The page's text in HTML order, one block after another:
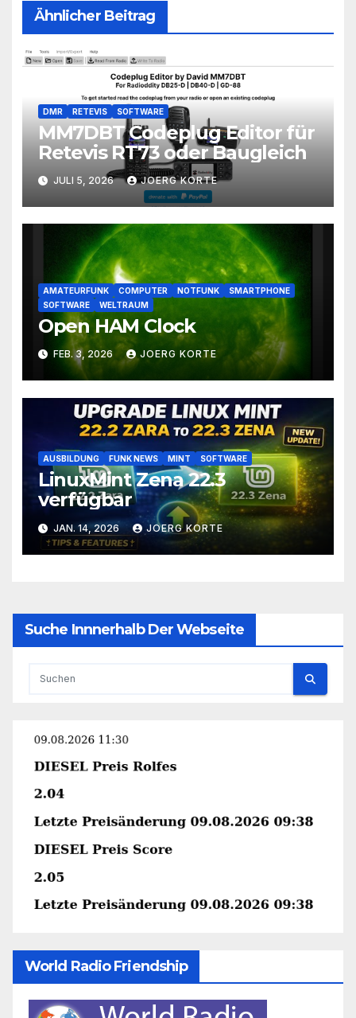
Ähnlicher Beitrag
DMR RETEVIS SOFTWARE
MM7DBT Codeplug Editor für
Retevis RT73 oder Baugleich
JULI 5, 2026 JOERG KORTE
AMATEURFUNK COMPUTER NOTFUNK
SMARTPHONE
SOFTWARE
WELTRAUM
Open HAM Clock
FEB. 3, 2026 JOERG KORTE
AUSBILDUNG FUNK NEWS MINT SOFTWARE
LinuxMint Zena 22.3
verfügbar
JAN. 14, 2026 JOERG KORTE
Suche Innnerhalb Der Webseite
World Radio Friendship